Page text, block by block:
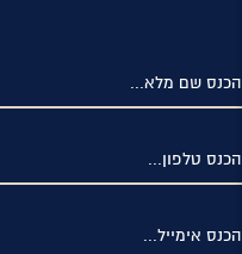
הכנס שם מלא...
הכנס טלפון...
הכנס אימייל...